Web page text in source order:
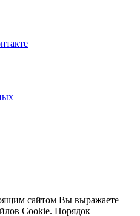
сайтом Вы выражаете
Cookie. Порядок